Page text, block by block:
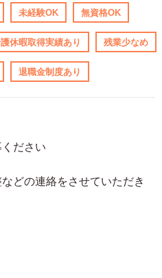
未経験OK 無資格OK
休暇取得実績あり 残業少なめ
退職金制度あり
ださい
どの連絡をさせていただき